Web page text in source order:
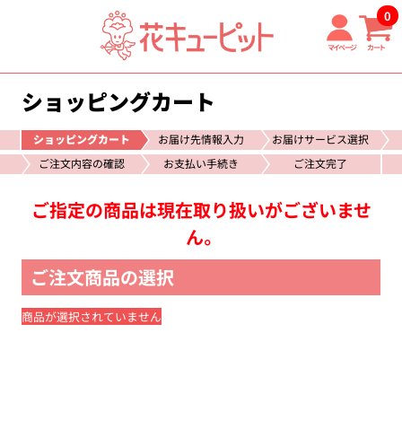
マイページ カート
0
ショッピングカート
ショッピングカート お届け先情報入力
お届けサービス選択
ご注文内容の確認
お支払い手続き ご注文完了
ご指定の商品は現在取り扱いがございませ
ん。
ご注文商品の選択
商品が選択されていません